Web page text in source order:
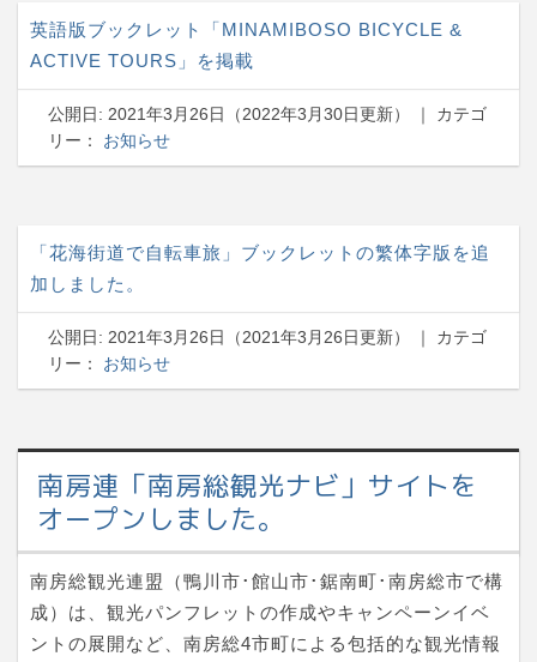
英語版ブックレット「MINAMIBOSO BICYCLE &
ACTIVE TOURS」を掲載
公開日: 2021年3月26日 （2022年3月30日更新）
｜ カテゴ
リー： お知らせ
「花海街道で自転車旅」ブックレットの繁体字版を追
加しました。
公開日: 2021年3月26日 （2021年3月26日更新）
｜ カテゴ
リー： お知らせ
南房連「南房総観光ナビ」サイトを
オープンしました。
南房総観光連盟（鴨川市･館山市･鋸南町･南房総市で構
成）は、観光パンフレットの作成やキャンペーンイベ
ントの展開など、南房総4市町による包括的な観光情報